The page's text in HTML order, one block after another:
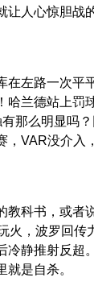
人心惊胆战
在左路一次平
哈兰德站上罚
那么明显吗
VAR没介入
教科书，或者
火，波罗回传
冷静推射反超
是自杀。